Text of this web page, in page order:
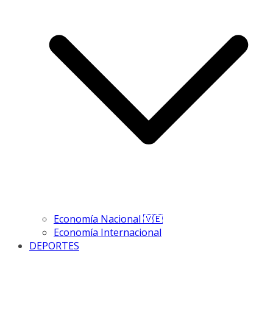
Economía Nacional 🇻🇪
Economía Internacional
DEPORTES